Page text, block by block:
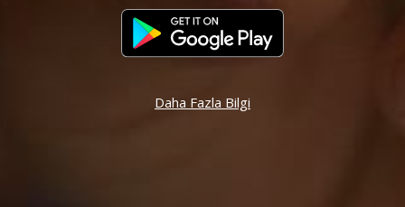
Daha Fazla Bilgi